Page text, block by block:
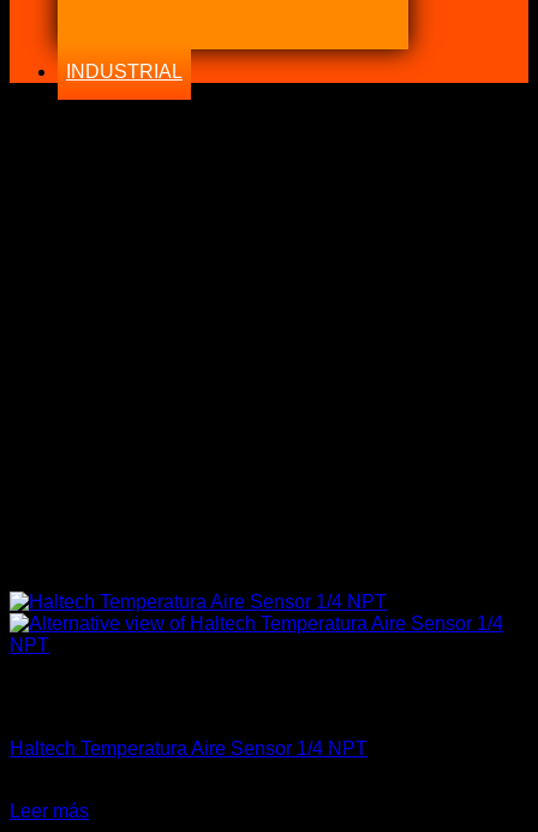
INDUSTRIAL
Haltech Temperatura Aire Sensor 1/4 NPT
precio
Leer más